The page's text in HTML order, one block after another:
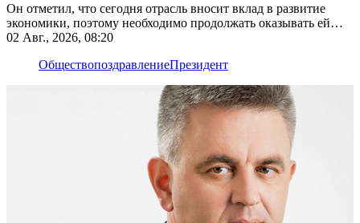
Он отметил, что сегодня отрасль вносит вклад в развитие
экономики, поэтому необходимо продолжать оказывать ей
поддержку
02 Авг., 2026, 08:20
ОбществопоздравлениеПрезидент